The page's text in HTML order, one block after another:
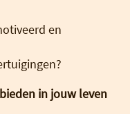
en
in jouw leven